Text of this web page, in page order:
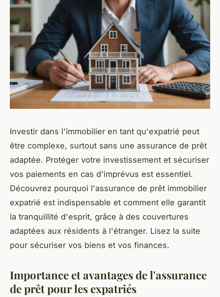
Investir dans l'immobilier en tant qu'expatrié peut
être complexe, surtout sans une assurance de prêt
adaptée. Protéger votre investissement et sécuriser
vos paiements en cas d'imprévus est essentiel.
Découvrez pourquoi l'assurance de prêt immobilier
expatrié est indispensable et comment elle garantit
la tranquillité d'esprit, grâce à des couvertures
adaptées aux résidents à l'étranger. Lisez la suite
pour sécuriser vos biens et vos finances.
Importance et avantages de l'assurance
de prêt pour les expatriés